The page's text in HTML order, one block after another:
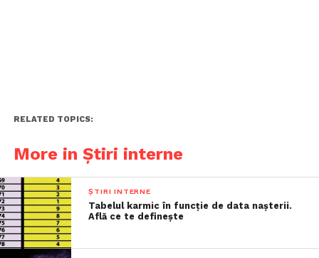
RELATED TOPICS:
More in Știri interne
ȘTIRI INTERNE
Tabelul karmic în funcție de data nașterii.
Află ce te definește